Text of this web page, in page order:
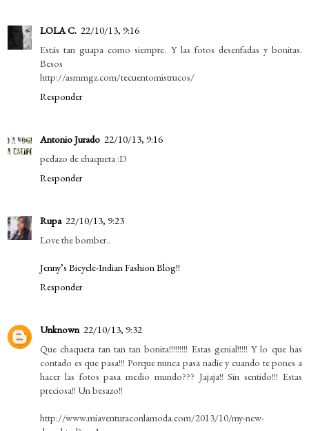
LOLA C. 22/10/13, 9:16
Estás tan guapa como siempre. Y las fotos desenfadas y bonitas.
Besos
http://asmmgz.com/tecuentomistrucos/
Responder
Antonio Jurado 22/10/13, 9:16
pedazo de chaqueta :D
Responder
Rupa 22/10/13, 9:23
Love the bomber..
Jenny’s Bicycle-Indian Fashion Blog!!
Responder
Unknown 22/10/13, 9:32
Que chaqueta tan tan tan bonita!!!!!!!!! Estas genial!!!!! Y lo que has
contado es que pasa!!! Porque nunca pasa nadie y cuando te pones a
hacer las fotos pasa medio mundo??? Jajaja!! Sin sentido!!! Estas
preciosa!! Un besazo!!
http://www.miaventuraconlamoda.com/2013/10/my-new-